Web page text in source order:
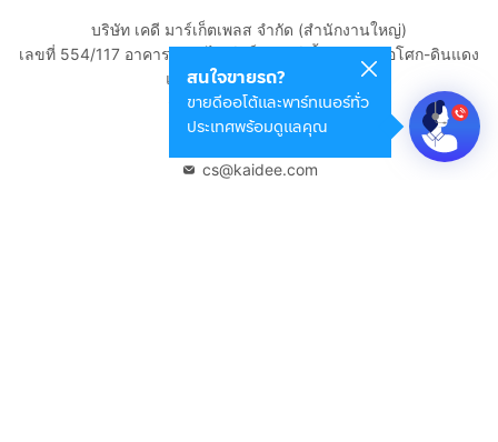
สนใจขายรถ?
ขายดีออโต้และพาร์ทเนอร์ทั่ว
ประเทศพร้อมดูแลคุณ
บริษัท เคดี มาร์เก็ตเพลส จำกัด (สำนักงานใหญ่)
เลขที่ 554/117 อาคารสกายไนน์ เซ็นเตอร์ ชั้น 22 ถนนอโศก-ดินแดง
แขวงดินแดง เขตดินแดง
กรุงเทพมหานคร 10400
cs@kaidee.com